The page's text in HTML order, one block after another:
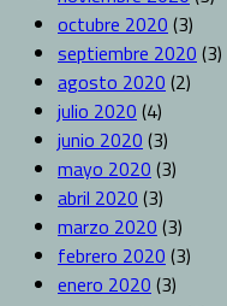
octubre 2020 (3)
septiembre 2020 (3)
agosto 2020 (2)
julio 2020 (4)
junio 2020 (3)
mayo 2020 (3)
abril 2020 (3)
marzo 2020 (3)
febrero 2020 (3)
enero 2020 (3)